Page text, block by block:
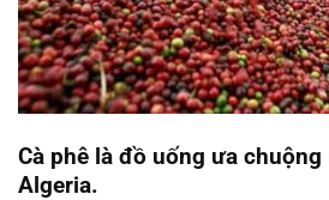
Cà phê là đồ uống ưa
Algeria.